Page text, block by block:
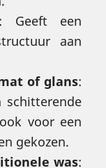
: Geeft een
aan
of glans:
schitterende
voor een
gekozen.
was: